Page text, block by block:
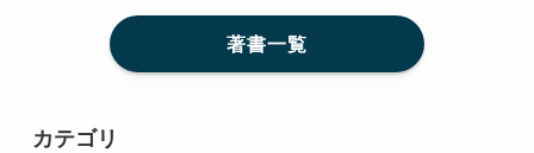
著書一覧
カテゴリ